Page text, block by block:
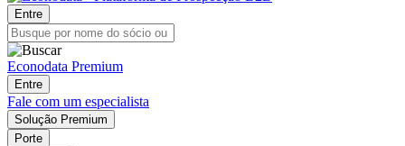
Entre
Econodata Premium
Entre
Fale com um especialista
Solução Premium
Porte